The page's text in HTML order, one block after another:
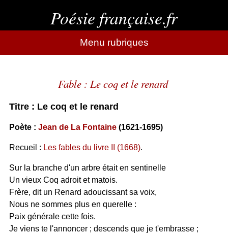
Poésie française.fr
Menu rubriques
Fable : Le coq et le renard
Titre : Le coq et le renard
Poète : Jean de La Fontaine(1621-1695)
Recueil : Les fables du livre II (1668).
Sur la branche d'un arbre était en sentinelle
Un vieux Coq adroit et matois.
Frère, dit un Renard adoucissant sa voix,
Nous ne sommes plus en querelle :
Paix générale cette fois.
Je viens te l'annoncer ; descends que je t'embrasse ;